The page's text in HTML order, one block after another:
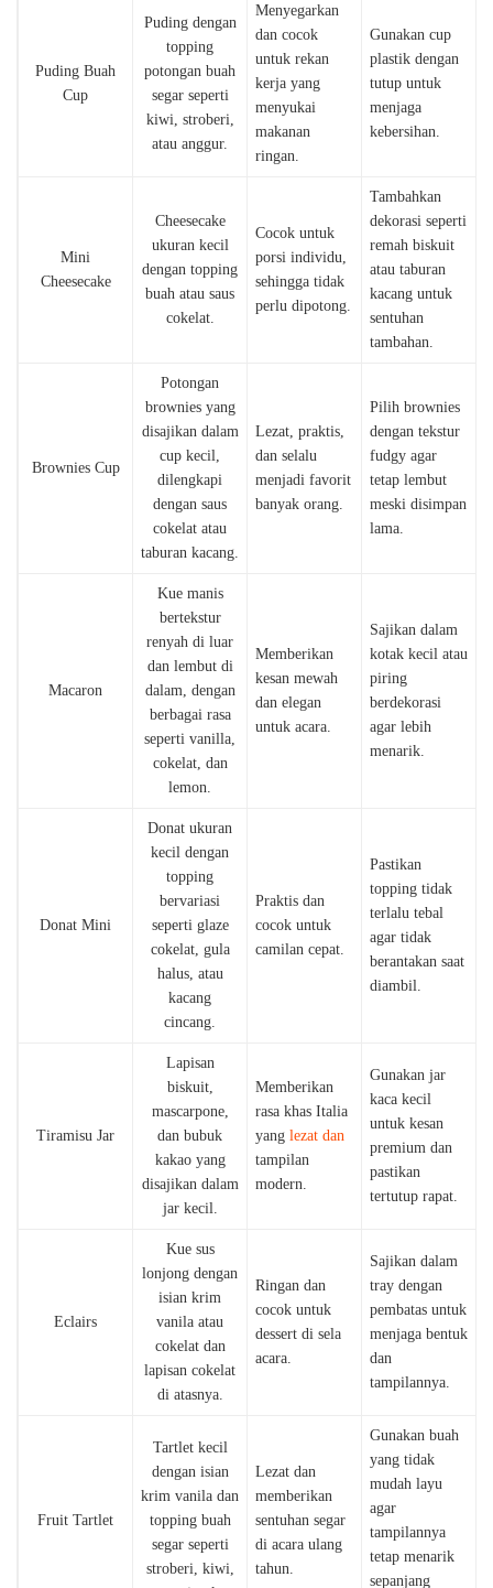
Puding Buah
Cup
Puding dengan
topping
potongan buah
segar seperti
kiwi, stroberi,
atau anggur.
Menyegarkan
dan cocok
untuk rekan
kerja yang
menyukai
makanan
ringan.
Gunakan cup
plastik dengan
tutup untuk
menjaga
kebersihan.
Mini
Cheesecake
Cheesecake
ukuran kecil
dengan topping
buah atau saus
cokelat.
Cocok untuk
porsi individu,
sehingga tidak
perlu dipotong.
Tambahkan
dekorasi seperti
remah biskuit
atau taburan
kacang untuk
sentuhan
tambahan.
Brownies Cup
Potongan
brownies yang
disajikan dalam
cup kecil,
dilengkapi
dengan saus
cokelat atau
taburan kacang.
Lezat, praktis,
dan selalu
menjadi favorit
banyak orang.
Pilih brownies
dengan tekstur
fudgy agar
tetap lembut
meski disimpan
lama.
Macaron
Kue manis
bertekstur
renyah di luar
dan lembut di
dalam, dengan
berbagai rasa
seperti vanilla,
cokelat, dan
lemon.
Memberikan
kesan mewah
dan elegan
untuk acara.
Sajikan dalam
kotak kecil atau
piring
berdekorasi
agar lebih
menarik.
Donat Mini
Donat ukuran
kecil dengan
topping
bervariasi
seperti glaze
cokelat, gula
halus, atau
kacang
cincang.
Praktis dan
cocok untuk
camilan cepat.
Pastikan
topping tidak
terlalu tebal
agar tidak
berantakan saat
diambil.
Tiramisu Jar
Lapisan
biskuit,
mascarpone,
dan bubuk
kakao yang
disajikan dalam
jar kecil.
Memberikan
rasa khas Italia
yang lezat dan
tampilan
modern.
Gunakan jar
kaca kecil
untuk kesan
premium dan
pastikan
tertutup rapat.
Eclairs
Kue sus
lonjong dengan
isian krim
vanila atau
cokelat dan
lapisan cokelat
di atasnya.
Ringan dan
cocok untuk
dessert di sela
acara.
Sajikan dalam
tray dengan
pembatas untuk
menjaga bentuk
dan
tampilannya.
Fruit Tartlet
Tartlet kecil
dengan isian
krim vanila dan
topping buah
segar seperti
stroberi, kiwi,
Lezat dan
memberikan
sentuhan segar
di acara ulang
tahun.
Gunakan buah
yang tidak
mudah layu
agar
tampilannya
tetap menarik
sepanjang